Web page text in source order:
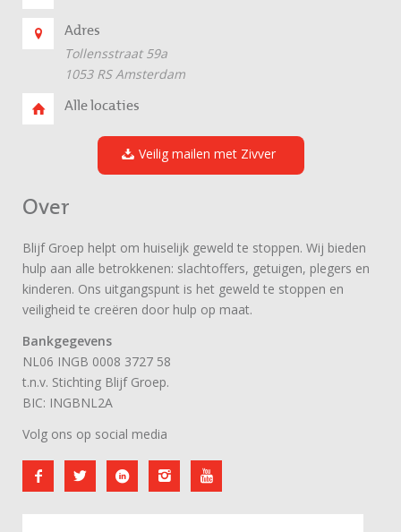
Adres
Tollensstraat 59a
1053 RS Amsterdam
Alle locaties
Veilig mailen met Zivver
Over
Blijf Groep helpt om huiselijk geweld te stoppen. Wij bieden
hulp aan alle betrokkenen: slachtoffers, getuigen, plegers en
kinderen. Ons uitgangspunt is het geweld te stoppen en
veiligheid te creëren door hulp op maat.
Bankgegevens
NL06 INGB 0008 3727 58
t.n.v. Stichting Blijf Groep.
BIC: INGBNL2A
Volg ons op social media